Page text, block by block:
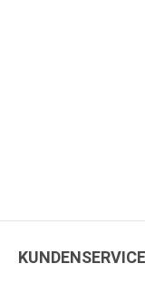
KUNDENSERVICE